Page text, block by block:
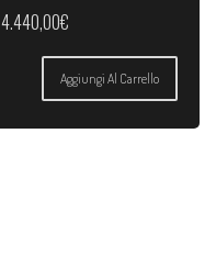
4.440,00€
Aggiungi Al Carrello